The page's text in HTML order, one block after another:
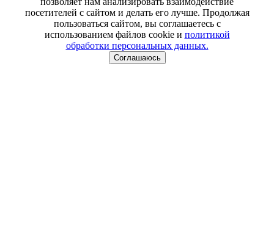
посетителей с сайтом и делать его лучше. Продолжая
пользоваться сайтом, вы соглашаетесь с
использованием файлов cookie и политикой
обработки персональных данных.
Соглашаюсь